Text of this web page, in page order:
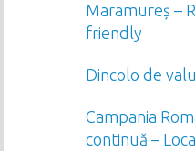
Maramureș –
friendly
Dincolo de
Campania
continuă –